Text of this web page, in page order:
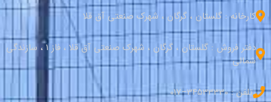
کارخانه : گلستان ، گرگان ، شهرک صنعتی آق قلا
دفتر فروش : گلستان ، گرگان ، شهرک صنعتی آق قلا ، فاز 1 ، سازندگی
شمالی
تلفن : 34533330–017